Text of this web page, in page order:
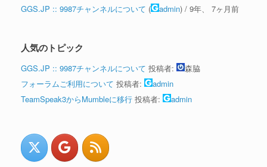
GGS.JP :: 9987チャンネルについて ( admin) / 9年、 7ヶ月前
人気のトピック
GGS.JP :: 9987チャンネルについて 投稿者:
森脇
フォーラムご利用について 投稿者:
admin
TeamSpeak3からMumbleに移行 投稿者: admin